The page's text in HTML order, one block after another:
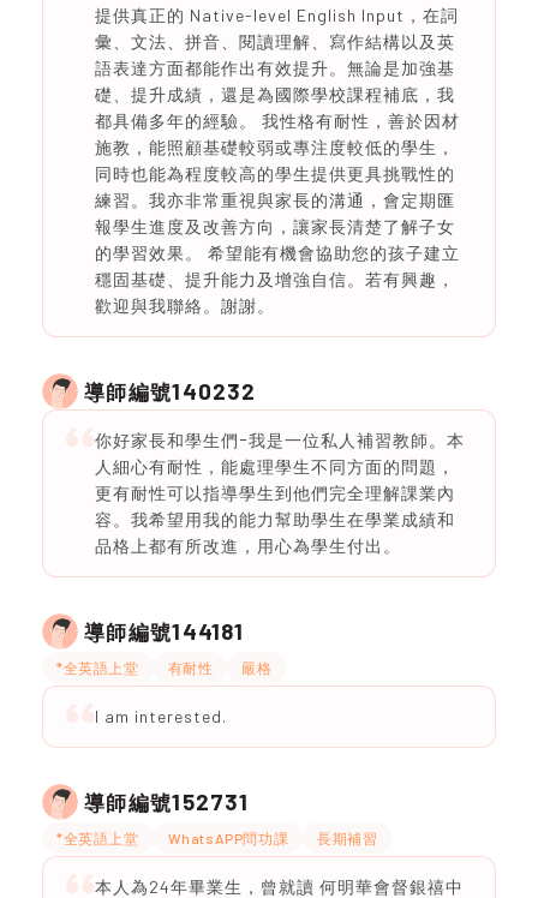
提供真正的 Native-level English Input，在詞
彙、文法、拼音、閱讀理解、寫作結構以及英
語表達方面都能作出有效提升。無論是加強基
礎、提升成績，還是為國際學校課程補底，我
都具備多年的經驗。 我性格有耐性，善於因材
施教，能照顧基礎較弱或專注度較低的學生，
同時也能為程度較高的學生提供更具挑戰性的
練習。我亦非常重視與家長的溝通，會定期匯
報學生進度及改善方向，讓家長清楚了解子女
的學習效果。 希望能有機會協助您的孩子建立
穩固基礎、提升能力及增強自信。若有興趣，
歡迎與我聯絡。謝謝。
導師編號140232
你好家長和學生們ｰ我是一位私人補習教師。本
人細心有耐性，能處理學生不同方面的問題，
更有耐性可以指導學生到他們完全理解課業內
容。我希望用我的能力幫助學生在學業成績和
品格上都有所改進，用心為學生付出。
導師編號144181
*全英語上堂 有耐性 嚴格
I am interested.
導師編號152731
*全英語上堂 WhatsAPP問功課 長期補習
本人為24年畢業生，曾就讀 何明華會督銀禧中